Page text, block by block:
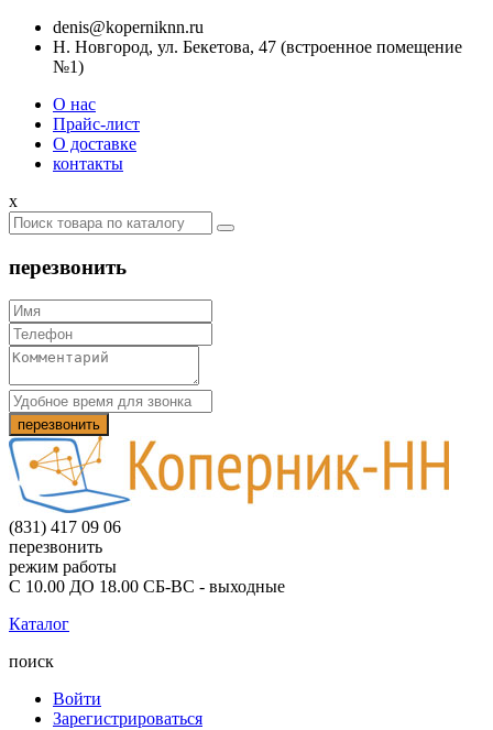
denis@koperniknn.ru
Н. Новгород, ул. Бекетова, 47 (встроенное помещение
№1)
О нас
Прайс-лист
О доставке
контакты
x
перезвонить
(831) 417 09 06
перезвонить
режим работы
С 10.00 ДО 18.00 СБ-ВС - выходные
Каталог
поиск
Войти
Зарегистрироваться